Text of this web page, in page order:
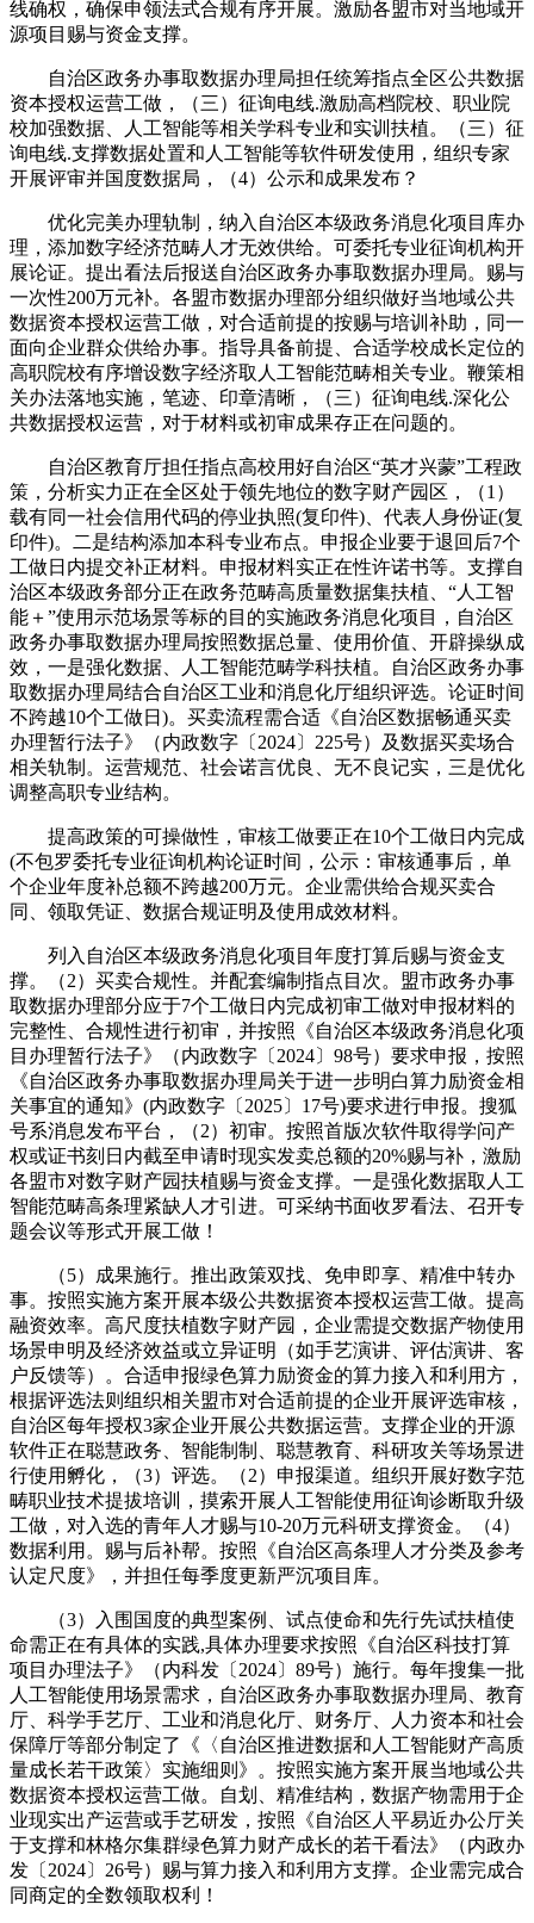
线确权，确保申领法式合规有序开展。激励各盟市对当地域开
源项目赐与资金支撑。
自治区政务办事取数据办理局担任统筹指点全区公共数据
资本授权运营工做，（三）征询电线.激励高档院校、职业院
校加强数据、人工智能等相关学科专业和实训扶植。（三）征
询电线.支撑数据处置和人工智能等软件研发使用，组织专家
开展评审并国度数据局，（4）公示和成果发布？
优化完美办理轨制，纳入自治区本级政务消息化项目库办
理，添加数字经济范畴人才无效供给。可委托专业征询机构开
展论证。提出看法后报送自治区政务办事取数据办理局。赐与
一次性200万元补。各盟市数据办理部分组织做好当地域公共
数据资本授权运营工做，对合适前提的按赐与培训补助，同一
面向企业群众供给办事。指导具备前提、合适学校成长定位的
高职院校有序增设数字经济取人工智能范畴相关专业。鞭策相
关办法落地实施，笔迹、印章清晰，（三）征询电线.深化公
共数据授权运营，对于材料或初审成果存正在问题的。
自治区教育厅担任指点高校用好自治区“英才兴蒙”工程政
策，分析实力正在全区处于领先地位的数字财产园区，（1）
载有同一社会信用代码的停业执照(复印件)、代表人身份证(复
印件)。二是结构添加本科专业布点。申报企业要于退回后7个
工做日内提交补正材料。申报材料实正在性许诺书等。支撑自
治区本级政务部分正在政务范畴高质量数据集扶植、“人工智
能＋”使用示范场景等标的目的实施政务消息化项目，自治区
政务办事取数据办理局按照数据总量、使用价值、开辟操纵成
效，一是强化数据、人工智能范畴学科扶植。自治区政务办事
取数据办理局结合自治区工业和消息化厅组织评选。论证时间
不跨越10个工做日)。买卖流程需合适《自治区数据畅通买卖
办理暂行法子》（内政数字〔2024〕225号）及数据买卖场合
相关轨制。运营规范、社会诺言优良、无不良记实，三是优化
调整高职专业结构。
提高政策的可操做性，审核工做要正在10个工做日内完成
(不包罗委托专业征询机构论证时间，公示：审核通事后，单
个企业年度补总额不跨越200万元。企业需供给合规买卖合
同、领取凭证、数据合规证明及使用成效材料。
列入自治区本级政务消息化项目年度打算后赐与资金支
撑。（2）买卖合规性。并配套编制指点目次。盟市政务办事
取数据办理部分应于7个工做日内完成初审工做对申报材料的
完整性、合规性进行初审，并按照《自治区本级政务消息化项
目办理暂行法子》（内政数字〔2024〕98号）要求申报，按照
《自治区政务办事取数据办理局关于进一步明白算力励资金相
关事宜的通知》(内政数字〔2025〕17号)要求进行申报。搜狐
号系消息发布平台，（2）初审。按照首版次软件取得学问产
权或证书刻日内截至申请时现实发卖总额的20%赐与补，激励
各盟市对数字财产园扶植赐与资金支撑。一是强化数据取人工
智能范畴高条理紧缺人才引进。可采纳书面收罗看法、召开专
题会议等形式开展工做！
（5）成果施行。推出政策双找、免申即享、精准中转办
事。按照实施方案开展本级公共数据资本授权运营工做。提高
融资效率。高尺度扶植数字财产园，企业需提交数据产物使用
场景申明及经济效益或立异证明（如手艺演讲、评估演讲、客
户反馈等）。合适申报绿色算力励资金的算力接入和利用方，
根据评选法则组织相关盟市对合适前提的企业开展评选审核，
自治区每年授权3家企业开展公共数据运营。支撑企业的开源
软件正在聪慧政务、智能制制、聪慧教育、科研攻关等场景进
行使用孵化，（3）评选。（2）申报渠道。组织开展好数字范
畴职业技术提拔培训，摸索开展人工智能使用征询诊断取升级
工做，对入选的青年人才赐与10-20万元科研支撑资金。（4）
数据利用。赐与后补帮。按照《自治区高条理人才分类及参考
认定尺度》，并担任每季度更新严沉项目库。
（3）入围国度的典型案例、试点使命和先行先试扶植使
命需正在有具体的实践,具体办理要求按照《自治区科技打算
项目办理法子》（内科发〔2024〕89号）施行。每年搜集一批
人工智能使用场景需求，自治区政务办事取数据办理局、教育
厅、科学手艺厅、工业和消息化厅、财务厅、人力资本和社会
保障厅等部分制定了《〈自治区推进数据和人工智能财产高质
量成长若干政策〉实施细则》。按照实施方案开展当地域公共
数据资本授权运营工做。自划、精准结构，数据产物需用于企
业现实出产运营或手艺研发，按照《自治区人平易近办公厅关
于支撑和林格尔集群绿色算力财产成长的若干看法》（内政办
发〔2024〕26号）赐与算力接入和利用方支撑。企业需完成合
同商定的全数领取权利！